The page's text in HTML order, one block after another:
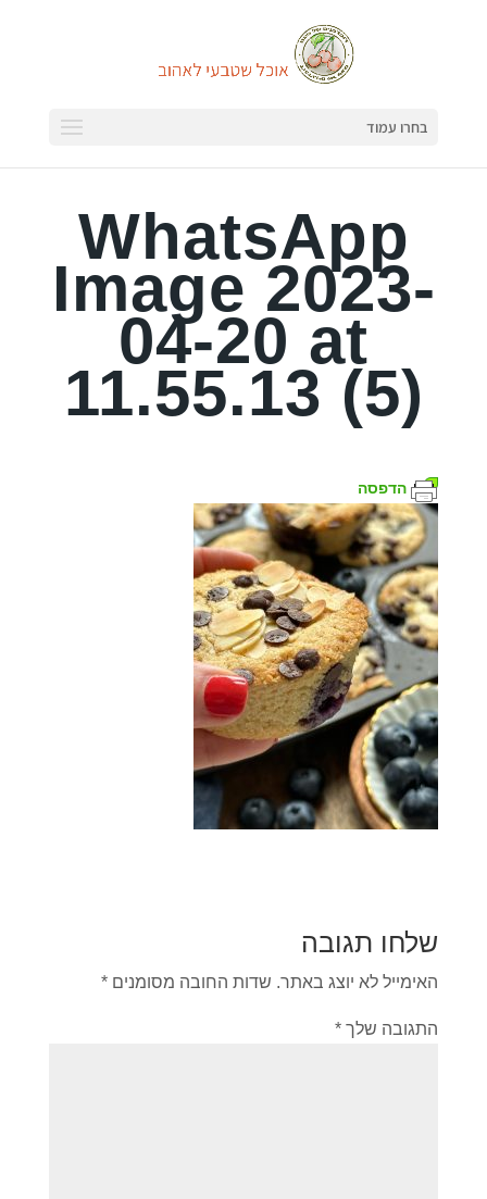
בחרו עמוד
WhatsApp
Image 2023-
04-20 at
11.55.13 (5)
הדפסה
שלחו תגובה
האימייל לא יוצג באתר. שדות החובה מסומנים *
התגובה שלך *